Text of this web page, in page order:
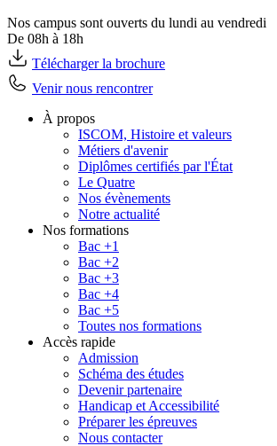
Nos campus sont ouverts du lundi au vendredi
De 08h à 18h
Télécharger la brochure
Venir nous rencontrer
À propos
ISCOM, Histoire et valeurs
Métiers d'avenir
Diplômes certifiés par l'État
Le Quatre
Nos évènements
Notre actualité
Nos formations
Bac +1
Bac +2
Bac +3
Bac +4
Bac +5
Toutes nos formations
Accès rapide
Admission
Schéma des études
Devenir partenaire
Handicap et Accessibilité
Préparer les épreuves
Nous contacter